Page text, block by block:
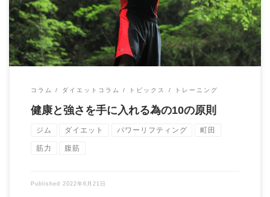
コラム ダイエットコラム トピックス トレーニング
健康と強さを手に入れる為の10の原則
ジム ダイエット パワーリフティング 町田
筋力 腹筋
Published 2022年6月21日